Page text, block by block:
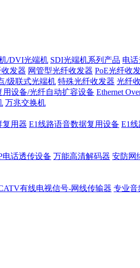
/DVI光端机 SDI光端机系列产品 电
发器 网管型光纤收发器 PoE光纤收
/级联式光端机 特殊光纤收发器 光纤
用设备/光纤自动扩容设备 Ethernet
万兆交换机
复用器 E1线路语音数据复用设备 E1
电话透传设备 万能高清解码器 安防网
有线电视信号-网线传输器 专业音